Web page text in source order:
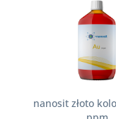
nanosit złoto